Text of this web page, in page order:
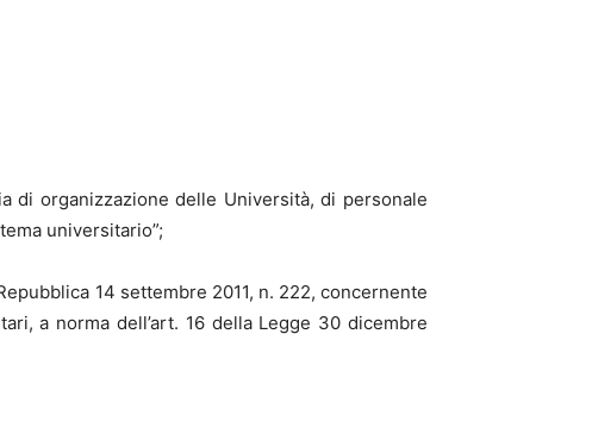
di organizzazione delle Università, di personale
universitario”;
14 settembre 2011, n. 222, concernente
a norma dell’art. 16 della Legge 30 dicembre